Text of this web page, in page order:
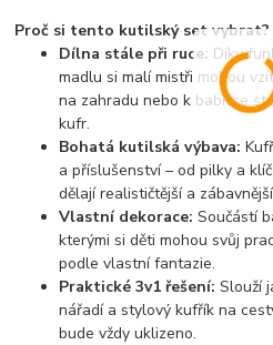
Proč si tento kutilský set vybrat?
Dílna stále při ruce: Díky
madlu si malí mistři mohou
na zahradu nebo k babičce
kufr.
Bohatá kutilská výbava:
a příslušenství – od pilky a
dělají realističtější a
Vlastní dekorace: Součástí
kterými si děti mohou svůj
podle vlastní fantazie.
Praktické 3v1 řešení: Slouží
nářadí a stylový kufřík na
bude vždy uklizeno.